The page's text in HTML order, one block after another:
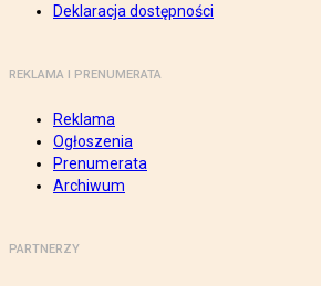
Deklaracja dostępności
REKLAMA I PRENUMERATA
Reklama
Ogłoszenia
Prenumerata
Archiwum
PARTNERZY